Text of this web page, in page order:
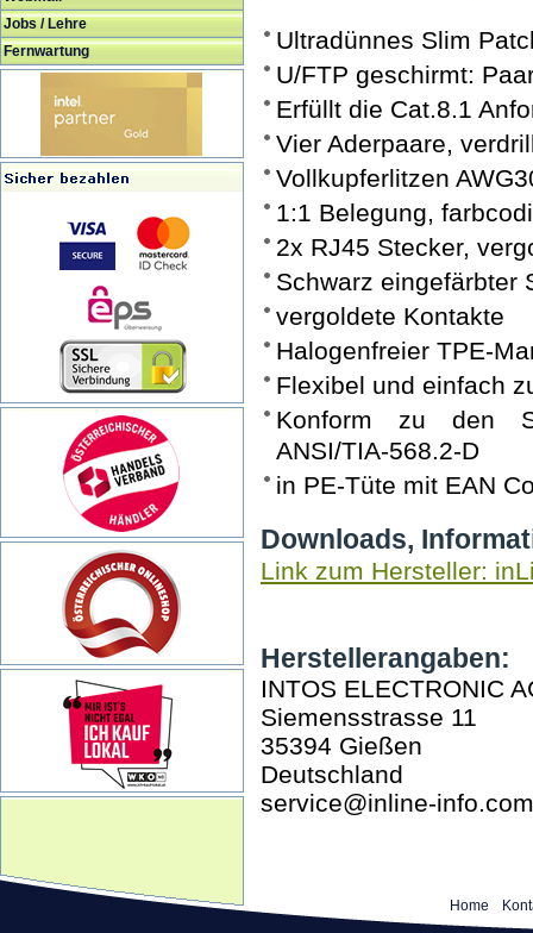
Jobs / Lehre
Fernwartung
Ultradünnes Slim
U/FTP geschirmt:
Erfüllt die Cat.8.1
Vier Aderpaare,
Vollkupferlitzen
1:1 Belegung,
2x RJ45 Stecker,
Schwarz eingefärbter
vergoldete Kontakte
Halogenfreier TPE-
Flexibel und einfach
Konform zu den
ANSI/TIA-568.2-D
in PE-Tüte mit EAN
Downloads,
Link zum Hersteller:
Herstellerangaben:
INTOS ELECTRONIC
Siemensstrasse 11
35394 Gießen
Deutschland
service@inline-info.com
Home